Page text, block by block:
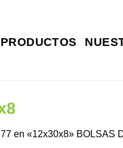
PRODUCTOS
en «12x30x8» BOLSAS